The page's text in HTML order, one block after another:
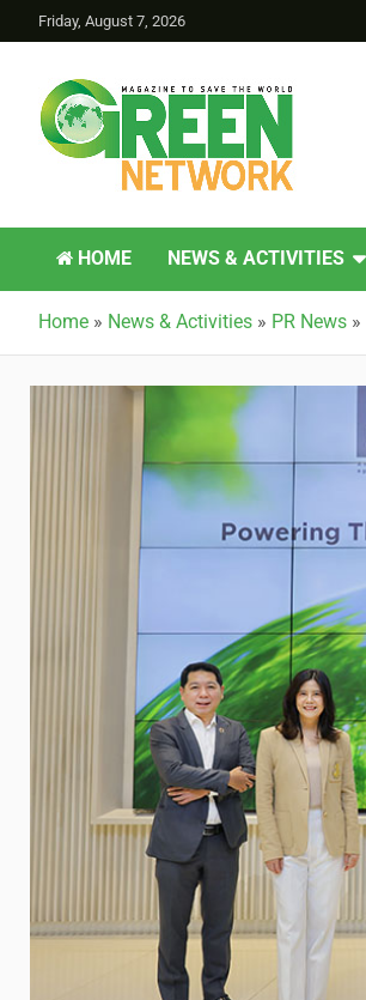
Friday, August 7, 2026
Green Network
HOME NEWS & ACTIVITIES
Home » News & Activities » PR News »